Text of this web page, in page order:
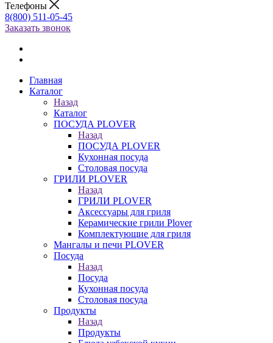
Телефоны
8(800) 511-05-45
Заказать звонок
Главная
Каталог
Назад
Каталог
ПОСУДА PLOVER
Назад
ПОСУДА PLOVER
Кухонная посуда
Столовая посуда
ГРИЛИ PLOVER
Назад
ГРИЛИ PLOVER
Аксессуары для гриля
Керамические грили Plover
Комплектующие для гриля
Мангалы и печи PLOVER
Посуда
Назад
Посуда
Кухонная посуда
Столовая посуда
Продукты
Назад
Продукты